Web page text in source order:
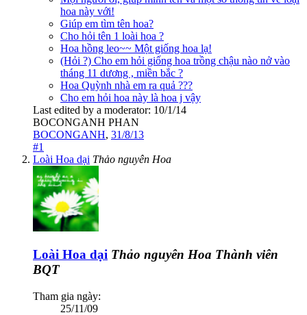
hoa này với!
Giúp em tìm tên hoa?
Cho hỏi tên 1 loài hoa ?
Hoa hồng leo~~ Một giống hoa lạ!
(Hỏi ?) Cho em hỏi giống hoa trồng chậu nào nở vào
tháng 11 dương , miền bắc ?
Hoa Quỳnh nhà em ra quả ???
Cho em hỏi hoa này là hoa j vậy
Last edited by a moderator: 10/1/14
BOCONGANH PHAN
BOCONGANH, 31/8/13
#1
Loài Hoa dại Thảo nguyên Hoa
Loài Hoa dại Thảo nguyên Hoa Thành viên
BQT
Tham gia ngày:
25/11/09